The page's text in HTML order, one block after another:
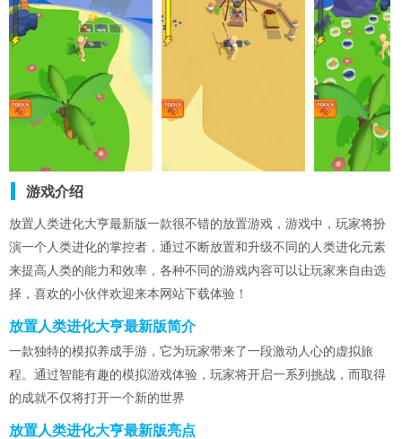
游戏介绍
放置人类进化大亨最新版一款很不错的放置游戏，游戏中，玩家将扮
演一个人类进化的掌控者，通过不断放置和升级不同的人类进化元素
来提高人类的能力和效率，各种不同的游戏内容可以让玩家来自由选
择，喜欢的小伙伴欢迎来本网站下载体验！
放置人类进化大亨最新版简介
一款独特的模拟养成手游，它为玩家带来了一段激动人心的虚拟旅
程。通过智能有趣的模拟游戏体验，玩家将开启一系列挑战，而取得
的成就不仅将打开一个新的世界
放置人类进化大亨最新版亮点